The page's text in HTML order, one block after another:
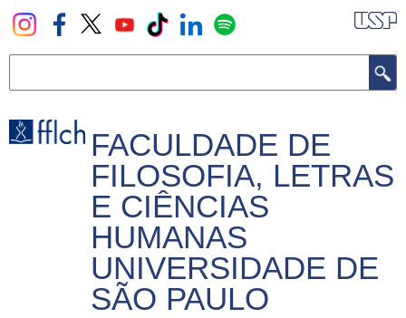
Pular
para
principal
FACULDADE DE
FILOSOFIA, LETRAS
E CIÊNCIAS
HUMANAS
UNIVERSIDADE DE
SÃO PAULO